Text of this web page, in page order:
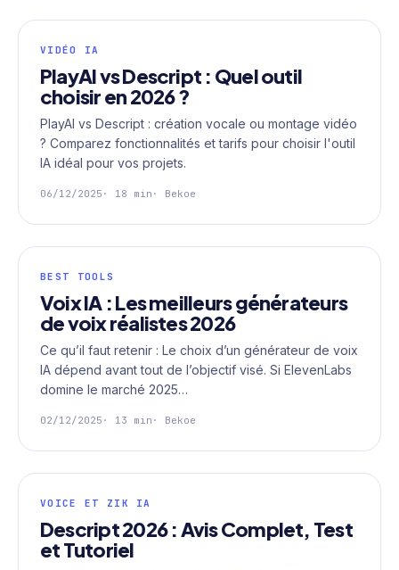
VIDÉO IA
PlayAI vs Descript : Quel outil
choisir en 2026 ?
PlayAI vs Descript : création vocale ou montage vidéo
? Comparez fonctionnalités et tarifs pour choisir l'outil
IA idéal pour vos projets.
06/12/2025 · 18 min · Bekoe
BEST TOOLS
Voix IA : Les meilleurs générateurs
de voix réalistes 2026
Ce qu’il faut retenir : Le choix d’un générateur de voix
IA dépend avant tout de l’objectif visé. Si ElevenLabs
domine le marché 2025…
02/12/2025 · 13 min · Bekoe
VOICE ET ZIK IA
Descript 2026 : Avis Complet, Test
et Tutoriel